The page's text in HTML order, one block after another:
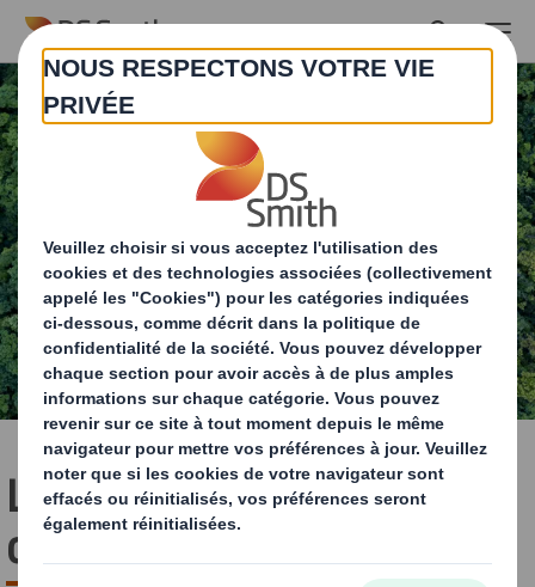
Skip to main content
L'approvisionnement
durable